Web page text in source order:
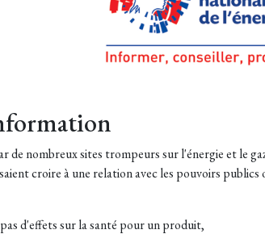
de nombreux sites trompeurs sur l'énergie et le
croire à une relation avec les pouvoirs
d'effets sur la santé pour un produit,